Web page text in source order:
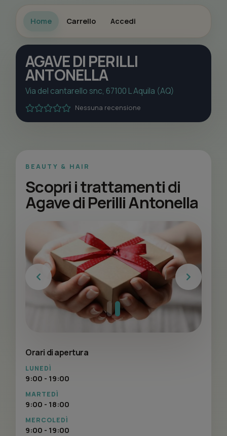
Home Carrello Accedi
AGAVE DI PERILLI
ANTONELLA
Via del cantarello snc, 67100 L Aquila (AQ)
Nessuna recensione
BEAUTY & HAIR
Scopri i trattamenti di
Agave di Perilli Antonella
Previous Next
Orari di apertura
LUNEDÌ
9:00 - 19:00
MARTEDÌ
9:00 - 18:00
MERCOLEDÌ
9:00 - 19:00